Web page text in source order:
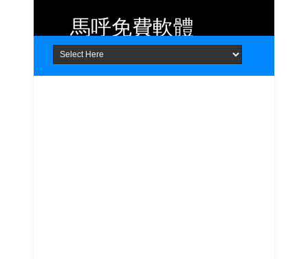
Home About Contact
馬呼免費軟體
提供 Android、iOS 好用的手機應用
程式及 Windows 免費軟體